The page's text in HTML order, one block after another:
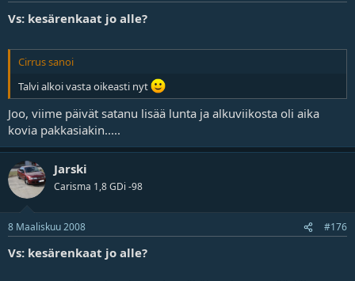
Vs: kesärenkaat jo alle?
Cirrus sanoi
Talvi alkoi vasta oikeasti nyt
Joo, viime päivät satanu lisää lunta ja alkuviikosta oli aika
kovia pakkasiakin.....
Jarski
Carisma 1,8 GDi -98
8 Maaliskuu 2008 #176
Vs: kesärenkaat jo alle?